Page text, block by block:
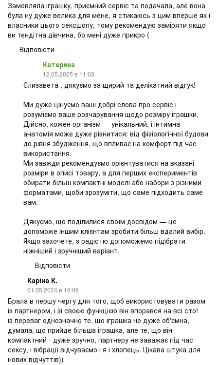
Замовляла іграшку, приємний сервіс та подачала, але вона
була ну дуже велика для мене, я стикаюсь з цим вперше як і
власники цього сексшопу, тому рекомендую заміряти якщо
ви тендітна дівчина, бо мені дуже прикро (
Відповісти
Катерина
12.05.2025 в 11:03
Єлизавета , дякуємо за щирий та делікатний відгук!
Ми дуже цінуємо ваші добрі слова про сервіс і
розуміємо ваше розчарування щодо розміру іграшки.
Дійсно, кожен організм — унікальний, і інтимна
анатомія може дуже різнитися: від фізіологічної будови
до рівня збудження, що впливає на комфорт під час
використання.
Ми завжди рекомендуємо орієнтуватися на вказані
розміри в описі товару, а для перших експериментів
обирати більш компактні моделі або набори з різними
форматами, щоби зрозуміти, що саме підходить саме
вам.
Дякуємо, що поділилися своїм досвідом — це
допоможе іншим клієнтам зробити більш вдалий вибір.
Якщо захочете, з радістю допоможемо підібрати
ніжніший і зручніший варіант.
Відповісти
Каріна К.
01.05.2024 в 16:06
Брала в першу чергу для того, щоб використовувати разом
із партнером, і зі своєю функцією він впорався на всі сто!
із переваг однозначно те, що іграшка не дуже об'ємна,
думала, що прийде більша іграшка, але те, що він
компактний - дуже зручно, партнеру не заважає під час
сексу, і вібрації відчуваємо і я і хлопець. Цікава штука для
нових відчуттів))